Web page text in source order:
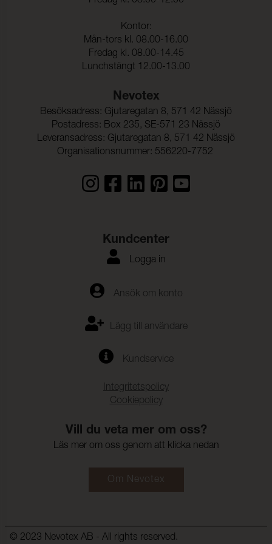
Anfärgning multifiberväv: 4-5
4-5
Kontor:
Mån-tors kl. 08.00-16.00
Fredag kl. 08.00-14.45
Lunchstängt 12.00-13.00
Nevotex
Besöksadress: Gjutaregatan 8, 571 42 Nässjö
Postadress: Box 235, SE-571 23 Nässjö
Leveransadress: Gjutaregatan 8, 571 42 Nässjö
Organisationsnummer: 556220-7752
Kundcenter
Logga in
Ansök om konto
Lägg till användare
Kundservice
Integritetspolicy
Cookiepolicy
Vill du veta mer om oss?
Läs mer om oss genom att klicka nedan
Om Nevotex
© 2023 Nevotex AB - All rights reserved.